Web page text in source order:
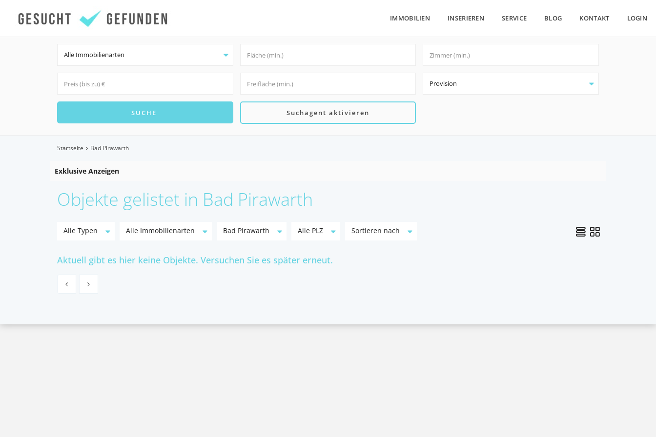
IMMOBILIEN INSERIEREN SERVICE BLOG KONTAKT LOGIN
Alle Immobilienarten
Provision
Suchagent aktivieren
Startseite Bad Pirawarth
Exklusive Anzeigen
Objekte gelistet in Bad Pirawarth
Alle Typen Alle Immobilienarten Bad Pirawarth Alle PLZ Sortieren nach
Aktuell gibt es hier keine Objekte. Versuchen Sie es später erneut.